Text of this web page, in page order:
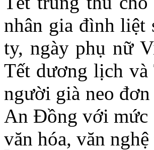
nhân gia đình liệt
ty, ngày phụ nữ
Tết dương lịch
người già neo
An Đồng với mức
văn hóa, văn